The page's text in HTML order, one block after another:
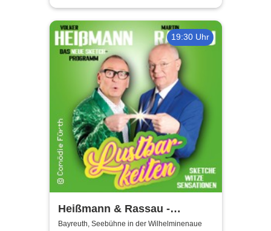
19:30 Uhr
Heißmann & Rassau -
Lustbarkeiten
Bayreuth, Seebühne in der Wilhelminenaue